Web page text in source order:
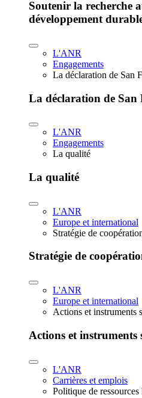
Soutenir la recherche
développement
L'ANR
Engagements
La déclaration de San
La déclaration de San
L'ANR
Engagements
La qualité
La qualité
L'ANR
Europe et international
Stratégie de
Stratégie de
L'ANR
Europe et international
Actions et instruments
Actions et instruments
L'ANR
Carrières et emplois
Politique de ressources